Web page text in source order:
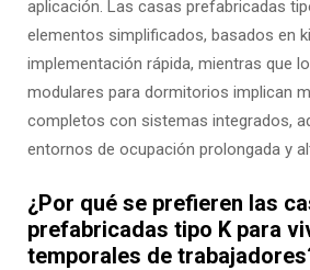
aplicación. Las casas prefabricadas
elementos simplificados, basados en
implementación rápida, mientras que
modulares para dormitorios implican
completos con sistemas integrados,
entornos de ocupación prolongada y
¿Por qué se prefieren las
prefabricadas tipo K para
temporales de